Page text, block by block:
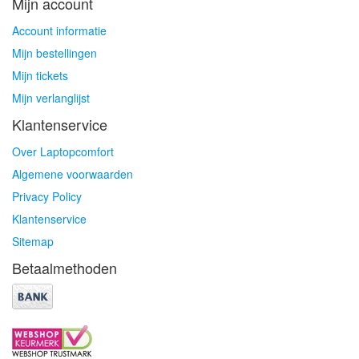
Account informatie
Mijn bestellingen
Mijn tickets
Mijn verlanglijst
Klantenservice
Over Laptopcomfort
Algemene voorwaarden
Privacy Policy
Klantenservice
Sitemap
Betaalmethoden